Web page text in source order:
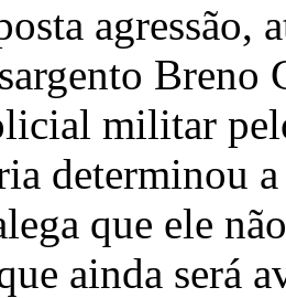
Breno
militar
determinou
que ele
ainda será